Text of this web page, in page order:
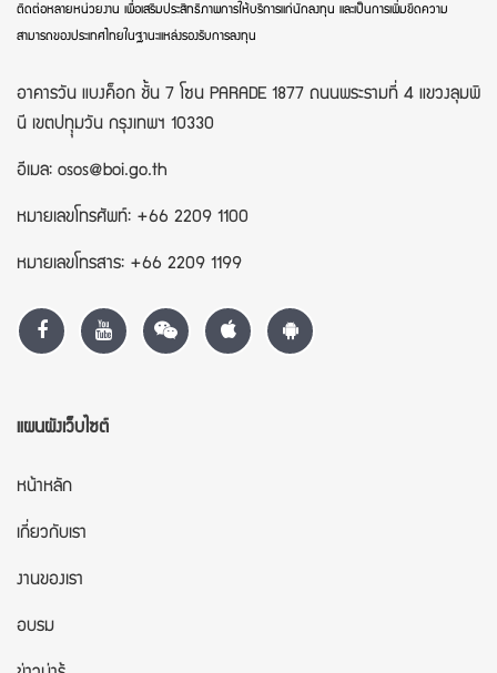
ติดต่อหลายหน่วยงาน เพื่อเสริมประสิทธิภาพการให้บริการแก่นักลงทุน และเป็นการเพิ่มขีดความ
สามารถของประเทศไทยในฐานะแหล่งรองรับการลงทุน
อาคารวัน แบงค็อก ชั้น 7 โซน PARADE 1877 ถนนพระรามที่ 4 แขวงลุมพิ
นี เขตปทุุมวัน กรุงเทพฯ 10330
อีเมล: osos@boi.go.th
หมายเลขโทรศัพท์: +66 2209 1100
หมายเลขโทรสาร: +66 2209 1199
แผนผังเว็บไซต์
หน้าหลัก
เกี่ยวกับเรา
งานของเรา
อบรม